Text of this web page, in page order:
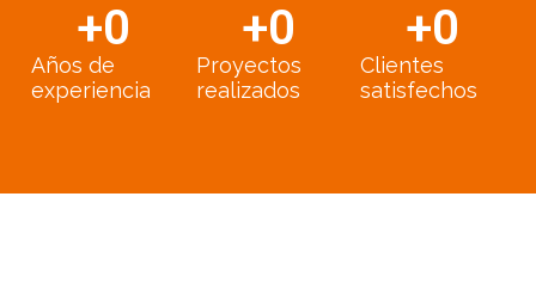
Años de
experiencia
+0
Proyectos
realizados
+0
Clientes
satisfechos
+0